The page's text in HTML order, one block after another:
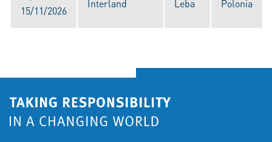
15/11/2026
Interland Leba Polonia